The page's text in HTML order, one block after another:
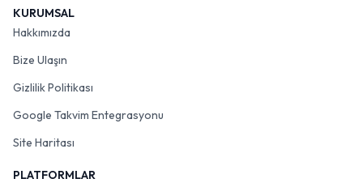
KURUMSAL
Hakkımızda
Bize Ulaşın
Gizlilik Politikası
Google Takvim Entegrasyonu
Site Haritası
PLATFORMLAR